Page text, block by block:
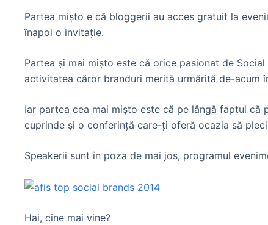
Partea mişto e că bloggerii au acces gratuit la
înapoi o invitaţie.
Partea şi mai mişto este că orice pasionat de
activitatea căror branduri merită urmărită de-acum
Iar partea cea mai mişto este că pe lângă faptul că
cuprinde şi o conferinţă care-ţi oferă ocazia să
Speakerii sunt în poza de mai jos, programul
Hai, cine mai vine?